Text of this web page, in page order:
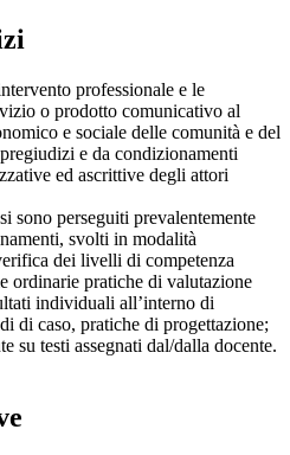
professionale e le
o prodotto comunicativo al
e sociale delle comunità e del
e da condizionamenti
ed ascrittive degli attori
sono perseguiti prevalentemente
svolti in modalità
dei livelli di competenza
ordinarie pratiche di valutazione
individuali all’interno di
di caso, pratiche di progettazione;
su testi assegnati dal/dalla docente.